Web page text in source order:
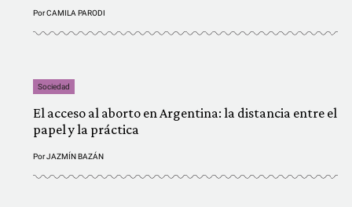
PorCAMILA PARODI
Sociedad
El acceso al aborto en Argentina: la distancia entre el
papel y la práctica
PorJAZMÍN BAZÁN